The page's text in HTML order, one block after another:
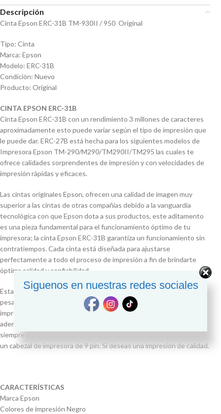
Descripción
Cinta Epson ERC-31B TM-930II / 950 Original
Tipo: Cinta
Marca: Epson
Modelo: ERC-31B
Condición: Nuevo
Producto: Original
CINTA EPSON ERC-31B
Cinta Epson ERC-31B con un rendimiento 3 millones de caracteres
aproximadamente esto puede variar según el tipo de impresión que
le puede dar. ERC-27B está hecha para los siguientes modelos de
Impresora Epson TM-290/M290/TM290II/TM295 las cuales te
ofrece calidades sorprendentes de impresión y con velocidades de
impresión rápidas y eficaces.
Las cintas originales Epson, ofrecen una calidad de imagen muy
superior a las cintas de otras compañías debido a la vanguardia
tecnológica con que Epson dota a sus productos, este aditamento
es una pieza fundamental para el funcionamiento óptimo de tu
impresora; la cinta Epson ERC-31B garantiza un funcionamiento sin
contratiempos. Cada cinta está diseñada para ajustarse
perfectamente a todo el proceso de impresión a fin de brindarte
óptima calidad y confiabilidad.
Esta cinta ofrece un rendimiento de hasta 3 millones de caracteres,
pesa tan sólo 120 gramos y es compatible con los modelos de
impresora Epson TM 930 / TM-H5000 II / TM-U590 / TM-U950;
además, utiliza tecnología de impresión matriz de punto para que
siempre obtengas impresiones de calidad; por si fuera poco utiliza
un cabezal de impresora de 9 pin. Si deseas una impresión de calidad.
CARACTERÍSTICAS
Marca Epson
Colores de impresión Negro
Siguenos en nuestras redes sociales